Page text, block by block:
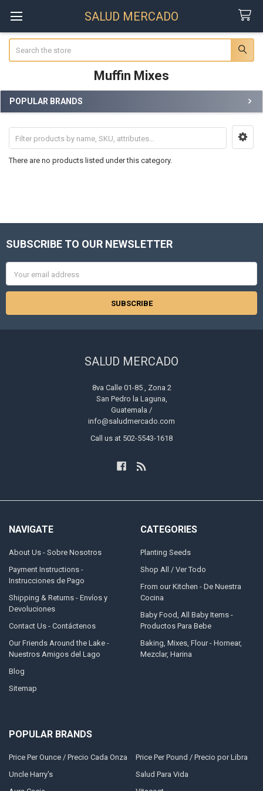
SALUD MERCADO
Muffin Mixes
Sidebar
POPULAR BRANDS
There are no products listed under this category.
Footer
SUBSCRIBE TO OUR NEWSLETTER
Address
SALUD MERCADO
8va Calle 01-85 , Zona 2
San Pedro la Laguna,
Guatemala /
info@saludmercado.com
Call us at 502-5543-1618
NAVIGATE
About Us - Sobre Nosotros
Payment Instructions -
Instrucciones de Pago
Shipping & Returns - Envíos y
Devoluciones
Contact Us - Contáctenos
Our Friends Around the Lake -
Nuestros Amigos del Lago
Blog
Sitemap
CATEGORIES
Planting Seeds
Shop All / Ver Todo
From our Kitchen - De Nuestra
Cocina
Baby Food, All Baby Items -
Productos Para Bebe
Baking, Mixes, Flour - Hornear,
Mezclar, Harina
POPULAR BRANDS
Price Per Ounce / Precio Cada Onza
Uncle Harry's
Price Per Pound / Precio por Libra
Salud Para Vida